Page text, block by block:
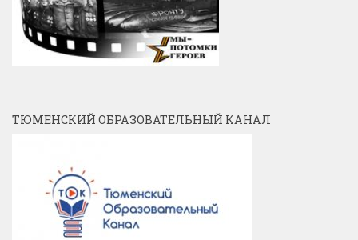
ТЮМЕНСКИЙ ОБРАЗОВАТЕЛЬНЫЙ КАНАЛ